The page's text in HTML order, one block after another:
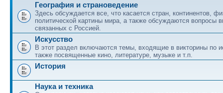
География и страноведение
Здесь обсуждается все, что касается стран, континентов,
политической картины мира, а также обсуждаются вопросы
связанных с Россией.
Искусство
В этот раздел включаются темы, входящие в викторины по
также посвященные кино, литературе, музыке и т.п.
История
Наука и техника